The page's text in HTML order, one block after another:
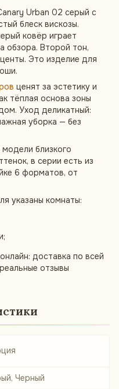
Urban 02 серый с
блеск вискозы.
ковёр играет
обзора. Второй тон,
Это изделие для
ценят за эстетику и
тёплая основа зоны
Уход деликатный:
уборка — без
близкого
в серии есть из
6 форматов, от
указаны комнаты:
доставка по всей
отзывы
Черный